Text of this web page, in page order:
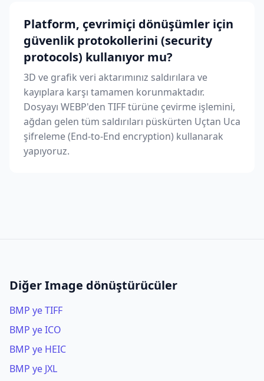
Platform, çevrimiçi dönüşümler için
güvenlik protokollerini (security
protocols) kullanıyor mu?
3D ve grafik veri aktarımınız saldırılara ve
kayıplara karşı tamamen korunmaktadır.
Dosyayı WEBP'den TIFF türüne çevirme işlemini,
ağdan gelen tüm saldırıları püskürten Uçtan Uca
şifreleme (End-to-End encryption) kullanarak
yapıyoruz.
Diğer Image dönüştürücüler
BMP ye TIFF
BMP ye ICO
BMP ye HEIC
BMP ye JXL